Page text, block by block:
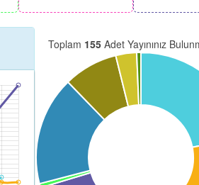
Toplam 155Adet Yayınınız